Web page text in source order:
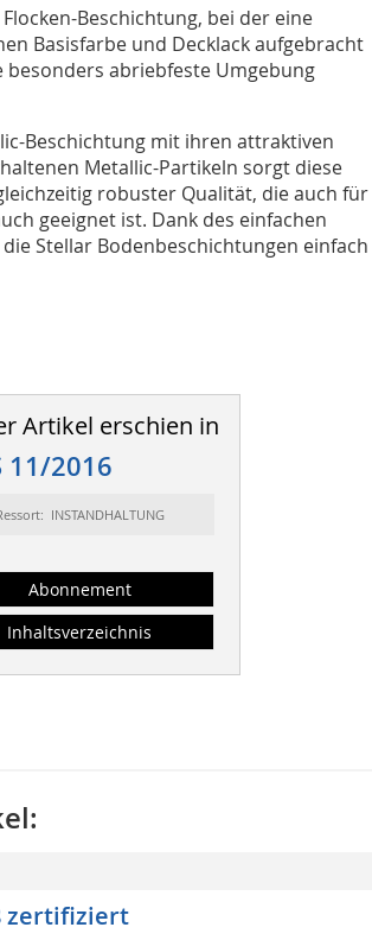
Beschichtung, bei der eine
Basisfarbe und Decklack aufgebracht
besonders abriebfeste Umgebung
Beschichtung mit ihren attraktiven
Metallic-Partikeln sorgt diese
robuster Qualität, die auch für
geeignet ist. Dank des einfachen
Stellar Bodenbeschichtungen einfach
Artikel erschien in
11/2016
INSTANDHALTUNG
Abonnement
Inhaltsverzeichnis
zertifiziert